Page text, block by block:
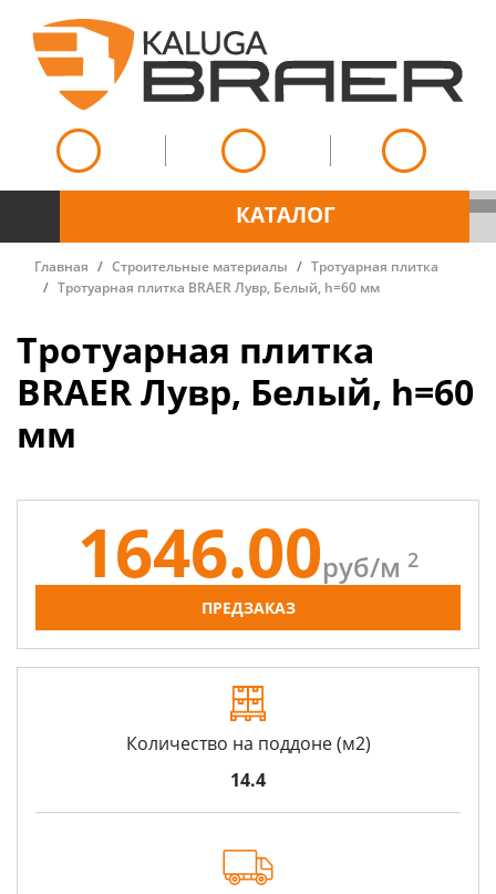
КАТАЛОГ
Главная Строительные материалы
Тротуарная плитка
Тротуарная плитка BRAER Лувр, Белый, h=60 мм
Тротуарная плитка
BRAER Лувр, Белый, h=60
мм
1646.00руб/м 2
ПРЕДЗАКАЗ
Количество на поддоне (м2)
14.4